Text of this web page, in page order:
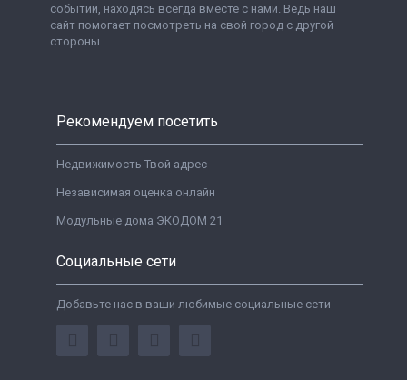
событий, находясь всегда вместе с нами. Ведь наш
сайт помогает посмотреть на свой город с другой
стороны.
Рекомендуем посетить
Недвижимость Твой адрес
Независимая оценка онлайн
Модульные дома ЭКОДОМ 21
Социальные сети
Добавьте нас в ваши любимые социальные сети